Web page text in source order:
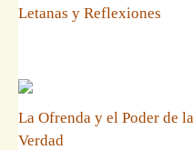
Letanas y Reflexiones
La Ofrenda y el Poder de
Verdad